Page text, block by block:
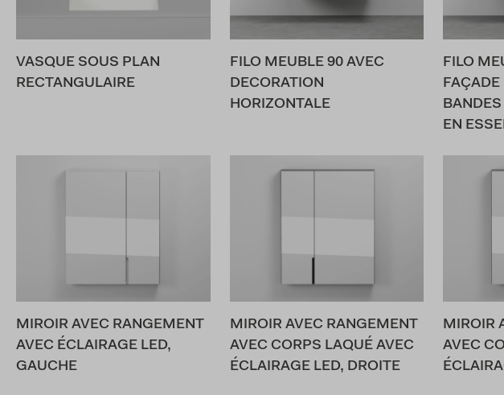
VASQUE SOUS PLAN
RECTANGULAIRE
FILO MEUBLE 90 AVEC
DECORATION
HORIZONTALE
FILO
FAÇADE
EN
MIROIR AVEC RANGEMENT
AVEC ÉCLAIRAGE LED,
GAUCHE
MIROIR AVEC RANGEMENT
AVEC CORPS LAQUÉ AVEC
ÉCLAIRAGE LED, DROITE
MIROIR
AVEC